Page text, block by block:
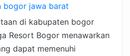
bogor jawa barat
di kabupaten bogor
Resort Bogor menawarkan
dapat memenuhi